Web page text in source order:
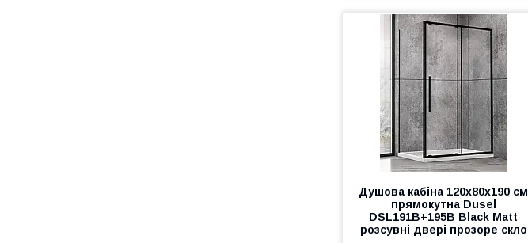
Душова кабіна 120х80х190 см
прямокутна Dusel
DSL191B+195B Black Matt
розсувні двері прозоре скло